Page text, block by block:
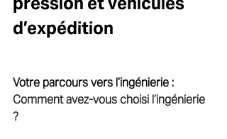
d’expédition
Votre parcours vers l’ingénierie :
Comment avez-vous choisi l’ingénierie
?